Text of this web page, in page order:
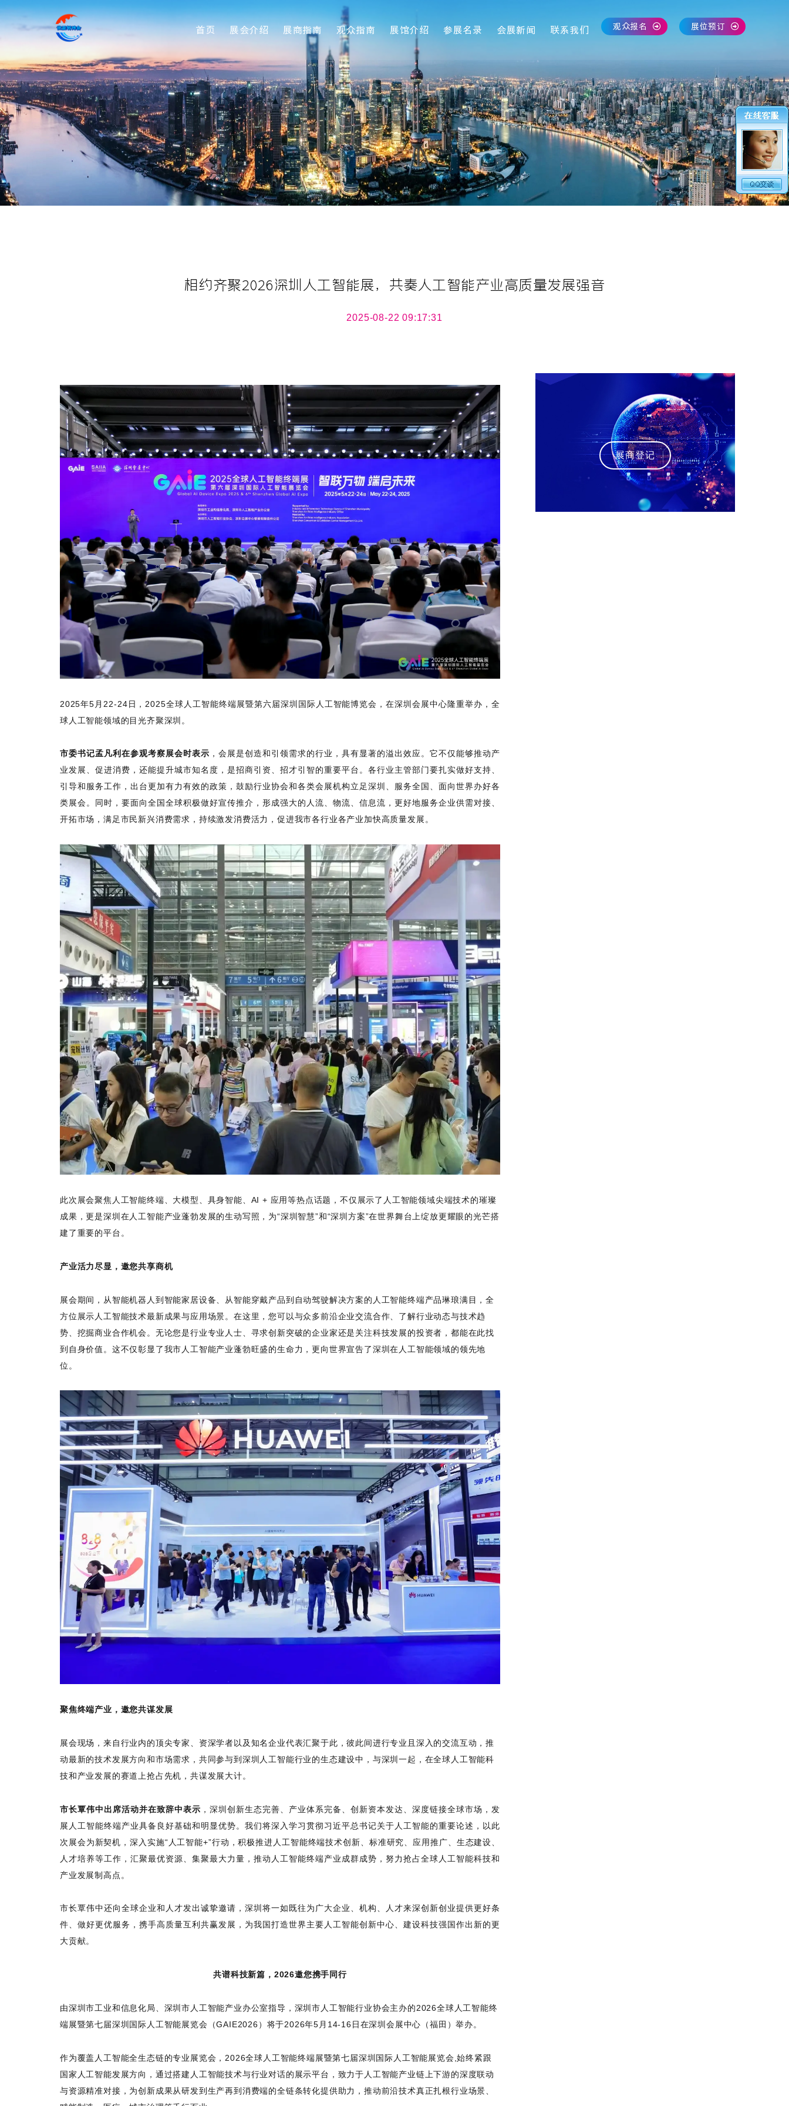
首页 展会介绍 展商指南 观众指南 展馆介绍 参展名录 会展新闻 联系我们 观众报名 展位预订
相约齐聚2026深圳人工智能展，共奏人工智能产业高质量发展强音
2025-08-22 09:17:31
2025年5月22-24日，2025全球人工智能终端展暨第六届深圳国际人工智能博览会，在深圳会展中心隆重举办，全
球人工智能领域的目光齐聚深圳。
市委书记孟凡利在参观考察展会时表示 ，会展是创造和引领需求的行业，具有显著的溢出效应。它不仅能够推动产
业发展、促进消费，还能提升城市知名度，是招商引资、招才引智的重要平台。各行业主管部门要扎实做好支持、
引导和服务工作，出台更加有力有效的政策，鼓励行业协会和各类会展机构立足深圳、服务全国、面向世界办好各
类展会。同时，要面向全国全球积极做好宣传推介，形成强大的人流、物流、信息流，更好地服务企业供需对接、
开拓市场，满足市民新兴消费需求，持续激发消费活力，促进我市各行业各产业加快高质量发展。
此次展会聚焦人工智能终端、大模型、具身智能、AI + 应用等热点话题，不仅展示了人工智能领域尖端技术的璀璨
成果，更是深圳在人工智能产业蓬勃发展的生动写照，为“深圳智慧”和“深圳方案”在世界舞台上绽放更耀眼的光芒搭
建了重要的平台。
产业活力尽显，邀您共享商机
展会期间，从智能机器人到智能家居设备、从智能穿戴产品到自动驾驶解决方案的人工智能终端产品琳琅满目，全
方位展示人工智能技术最新成果与应用场景。在这里，您可以与众多前沿企业交流合作、了解行业动态与技术趋
势、挖掘商业合作机会。无论您是行业专业人士、寻求创新突破的企业家还是关注科技发展的投资者，都能在此找
到自身价值。这不仅彰显了我市人工智能产业蓬勃旺盛的生命力，更向世界宣告了深圳在人工智能领域的领先地
位。
聚焦终端产业，邀您共谋发展
展会现场，来自行业内的顶尖专家、资深学者以及知名企业代表汇聚于此，彼此间进行专业且深入的交流互动，推
动最新的技术发展方向和市场需求，共同参与到深圳人工智能行业的生态建设中，与深圳一起，在全球人工智能科
技和产业发展的赛道上抢占先机，共谋发展大计。
市长覃伟中出席活动并在致辞中表示 ，深圳创新生态完善、产业体系完备、创新资本发达、深度链接全球市场，发
展人工智能终端产业具备良好基础和明显优势。我们将深入学习贯彻习近平总书记关于人工智能的重要论述，以此
次展会为新契机，深入实施“人工智能+”行动，积极推进人工智能终端技术创新、标准研究、应用推广、生态建设、
人才培养等工作，汇聚最优资源、集聚最大力量，推动人工智能终端产业成群成势，努力抢占全球人工智能科技和
产业发展制高点。
市长覃伟中还向全球企业和人才发出诚挚邀请，深圳将一如既往为广大企业、机构、人才来深创新创业提供更好条
件、做好更优服务，携手高质量互利共赢发展，为我国打造世界主要人工智能创新中心、建设科技强国作出新的更
大贡献。
共谱科技新篇，2026邀您携手同行
由深圳市工业和信息化局、深圳市人工智能产业办公室指导，深圳市人工智能行业协会主办的2026全球人工智能终
端展暨第七届深圳国际人工智能展览会（GAIE2026）将于2026年5月14-16日在深圳会展中心（福田）举办。
作为覆盖人工智能全生态链的专业展览会，2026全球人工智能终端展暨第七届深圳国际人工智能展览会,始终紧跟
国家人工智能发展方向，通过搭建人工智能技术与行业对话的展示平台，致力于人工智能产业链上下游的深度联动
与资源精准对接，为创新成果从研发到生产再到消费端的全链条转化提供助力，推动前沿技术真正扎根行业场景、
展商登记